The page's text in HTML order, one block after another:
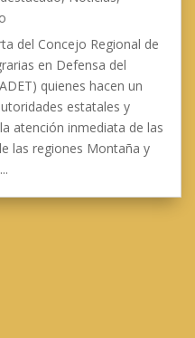
del Concejo Regional de
en Defensa del
quienes hacen un
estatales y
atención inmediata de las
las regiones Montaña y